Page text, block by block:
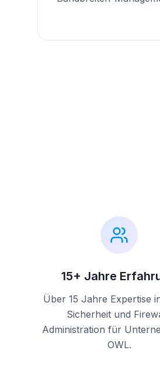
15+ Jahre
Über 15 Jahre Expertise
Sicherheit und
Administration für
OWL.